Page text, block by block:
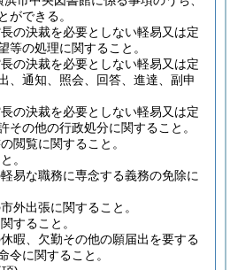
ができる。
の決裁を必要としない軽易又は定
等の処理に関すること。
の決裁を必要としない軽易又は定
、通知、照会、回答、進達、副申
の決裁を必要としない軽易又は定
その他の行政処分に関すること。
閲覧に関すること。
。
易な職務に専念する義務の免除に
外出張に関すること。
すること。
暇、欠勤その他の願届出を要する
令に関すること。